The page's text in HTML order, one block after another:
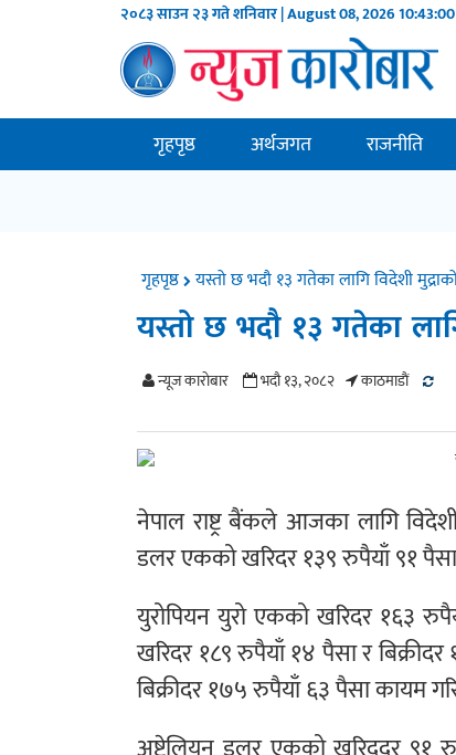
२०८३ साउन २३ गते शनिवार | August 08, 202610:43:01
गृहपृष्ठ अर्थजगत राजनीति
गृहपृष्ठ यस्तो छ भदौ १३ गतेका लागि विदेशी
यस्तो छ भदौ १३ गतेका
न्यूज काराेबार भदौ १३, २०८२ काठमाडाैं
नेपाल राष्ट्र बैंकले आजका लागि
डलर एकको खरिदर १३९ रुपैयाँ ९१
युरोपियन युरो एकको खरिदर १६३
खरिदर १८९ रुपैयाँ १४ पैसा र
बिक्रीदर १७५ रुपैयाँ ६३ पैसा कायम